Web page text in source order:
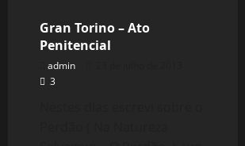
Gran Torino – Ato
Penitencial
admin
3